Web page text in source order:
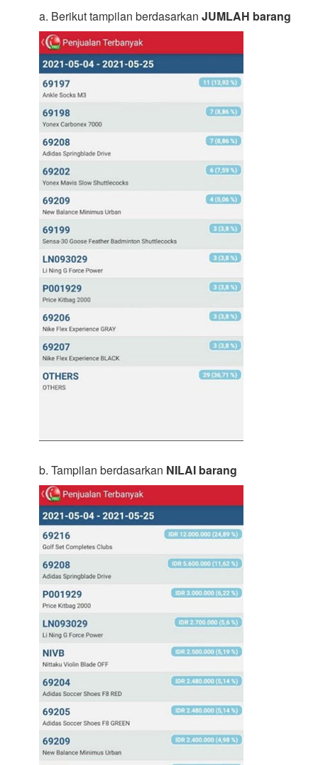
a. Berikut tampilan berdasarkan JUMLAH barang
b. Tampilan berdasarkan NILAI barang